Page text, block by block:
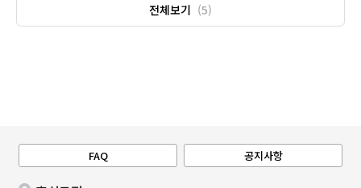
전체보기 (5)
FAQ 공지사항